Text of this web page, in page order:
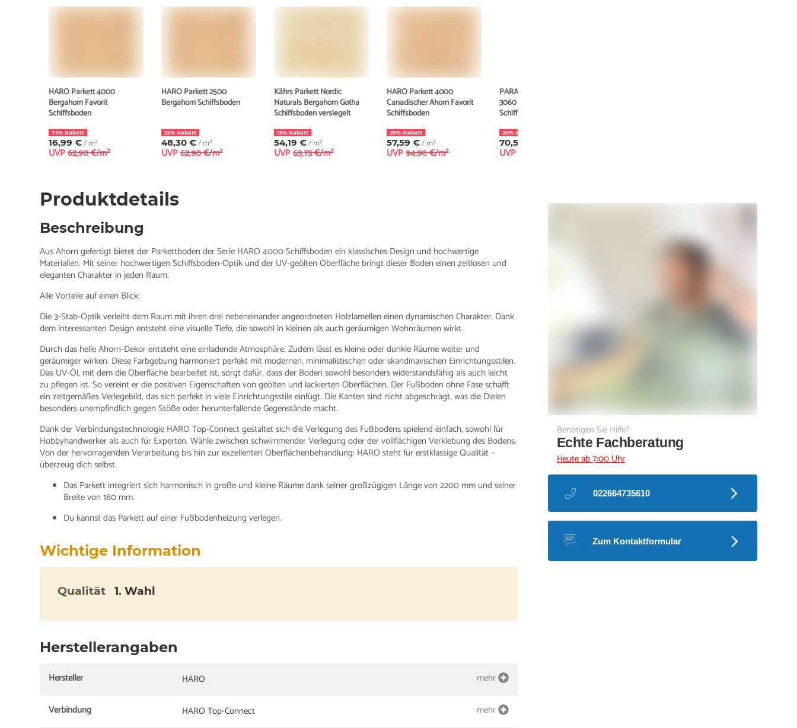
HARO Parkett 4000
Bergahorn Favorit
Schiffsboden
73% Rabatt
16,99 €/ m²
UVP 62,90 €/m²
HARO Parkett 2500
Bergahorn Schiffsboden
23% Rabatt
48,30 €/ m²
UVP 62,90 €/m²
Kährs Parkett Nordic
Naturals Bergahorn Gotha
Schiffsboden versiegelt
15% Rabatt
54,19 €/ m²
UVP 63,75 €/m²
HARO Parkett 4000
Canadischer Ahorn Favorit
Schiffsboden
39% Rabatt
57,59 €/ m²
UVP 94,90 €/m²
PARADOR Parkett Classic
3060 Ahorn kanadisch Natur
Schiffsboden
20% Rabatt
70,55 €
UVP
Produktdetails
Beschreibung
Aus Ahorn gefertigt bietet der Parkettboden der Serie HARO 4000 Schiffsboden ein klassisches Design und hochwertige
Materialien. Mit seiner hochwertigen Schiffsboden-Optik und der UV-geölten Oberfläche bringt dieser Boden einen zeitlosen und
eleganten Charakter in jeden Raum.
Alle Vorteile auf einen Blick:
Die 3-Stab-Optik verleiht dem Raum mit ihren drei nebeneinander angeordneten Holzlamellen einen dynamischen Charakter. Dank
dem interessanten Design entsteht eine visuelle Tiefe, die sowohl in kleinen als auch geräumigen Wohnräumen wirkt.
Durch das helle Ahorn-Dekor entsteht eine einladende Atmosphäre. Zudem lässt es kleine oder dunkle Räume weiter und
geräumiger wirken. Diese Farbgebung harmoniert perfekt mit modernen, minimalistischen oder skandinavischen Einrichtungsstilen.
Das UV-Öl, mit dem die Oberfläche bearbeitet ist, sorgt dafür, dass der Boden sowohl besonders widerstandsfähig als auch leicht
zu pflegen ist. So vereint er die positiven Eigenschaften von geölten und lackierten Oberflächen. Der Fußboden ohne Fase schafft
ein zeitgemäßes Verlegebild, das sich perfekt in viele Einrichtungsstile einfügt. Die Kanten sind nicht abgeschrägt, was die Dielen
besonders unempfindlich gegen Stöße oder herunterfallende Gegenstände macht.
Dank der Verbindungstechnologie HARO Top-Connect gestaltet sich die Verlegung des Fußbodens spielend einfach, sowohl für
Hobbyhandwerker als auch für Experten. Wähle zwischen schwimmender Verlegung oder der vollflächigen Verklebung des Bodens.
Von der hervorragenden Verarbeitung bis hin zur exzellenten Oberflächenbehandlung: HARO steht für erstklassige Qualität –
überzeug dich selbst.
Das Parkett integriert sich harmonisch in große und kleine Räume dank seiner großzügigen Länge von 2200 mm und seiner
Breite von 180 mm.
Du kannst das Parkett auf einer Fußbodenheizung verlegen.
Wichtige Information
Qualität 1. Wahl
Herstellerangaben
Hersteller HARO mehr
Verbindung HARO Top-Connect mehr
Benötigen Sie Hilfe?
Echte Fachberatung
Heute ab 7:00 Uhr
022664735610
Zum Kontaktformular